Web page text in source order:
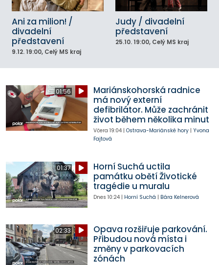
Ani za milion! /
divadelní
představení
9.12. 19:00, Celý MS kraj
Judy / divadelní
představení
25.10. 19:00, Celý MS kraj
01:56
Mariánskohorská radnice
má nový externí
defibrilátor. Může zachránit
život během několika minut
Včera 19:04| Ostrava-Mariánské hory| Yvona
Fajtová
01:37
Horní Suchá uctila
památku obětí Životické
tragédie u muralu
Dnes 10:24| Horní Suchá | Bára Kelnerová
02:33
Opava rozšiřuje parkování.
Přibudou nová místa i
změny v parkovacích
zónách